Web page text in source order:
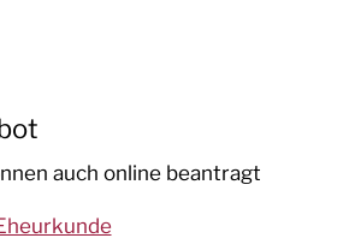
auch online beantragt